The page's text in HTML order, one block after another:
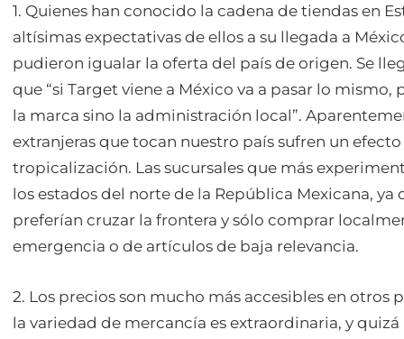
1. Quienes han conocido la cadena de tiendas en
altísimas expectativas de ellos a su llegada a
pudieron igualar la oferta del país de origen. Se
que “si Target viene a México va a pasar lo mismo,
la marca sino la administración local”.
extranjeras que tocan nuestro país sufren un
tropicalización. Las sucursales que más
los estados del norte de la República Mexicana, ya
preferían cruzar la frontera y sólo comprar
emergencia o de artículos de baja relevancia.
2. Los precios son mucho más accesibles en otros
la variedad de mercancía es extraordinaria, y